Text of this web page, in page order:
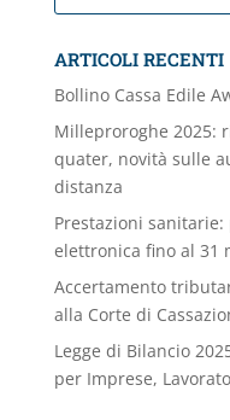
ARTICOLI RECENTI
Bollino Cassa Edile
Milleproroghe 2025:
quater, novità sulle
distanza
Prestazioni
elettronica fino al 31
Accertamento
alla Corte di
Legge di Bilancio
per Imprese,